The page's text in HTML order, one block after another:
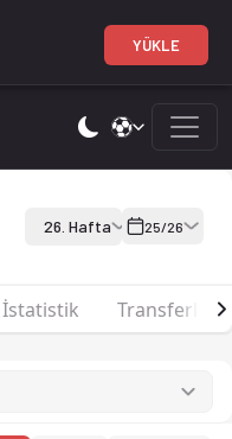
durumu, haftalık
26. Hafta 25/26
İstatistik Transferler
YÜKLE